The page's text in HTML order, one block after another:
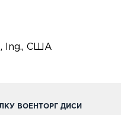
Ing., США
ВОЕНТОРГ ДИСИ